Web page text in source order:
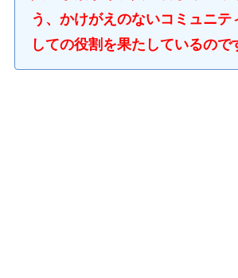
う、かけがえのないコミュニテ
しての役割を果たしているので